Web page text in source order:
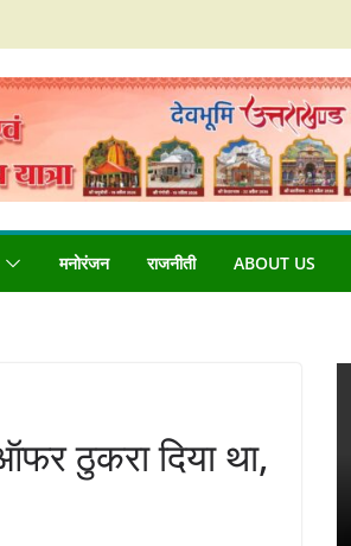
मनोरंजन राजनीती ABOUT US
ठुकरा दिया था,